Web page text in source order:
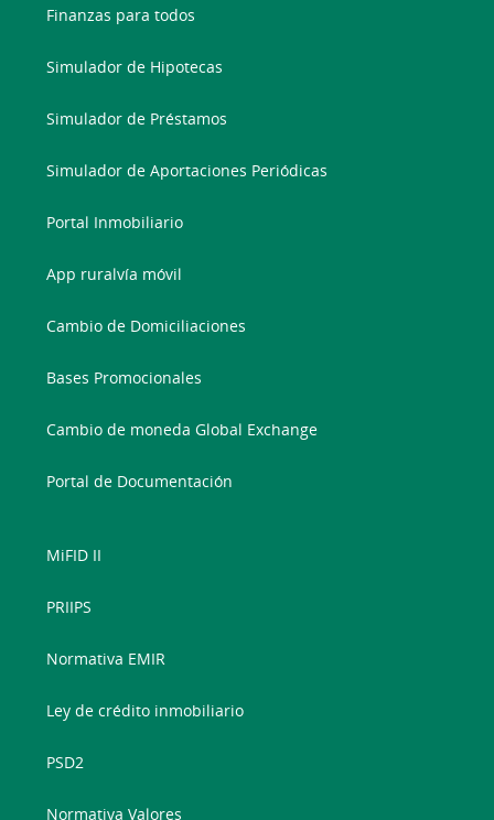
Finanzas para todos
Simulador de Hipotecas
Simulador de Préstamos
Simulador de Aportaciones Periódicas
Portal Inmobiliario
App ruralvía móvil
Cambio de Domiciliaciones
Bases Promocionales
Cambio de moneda Global Exchange
Portal de Documentación
MiFID II
PRIIPS
Normativa EMIR
Ley de crédito inmobiliario
PSD2
Normativa Valores